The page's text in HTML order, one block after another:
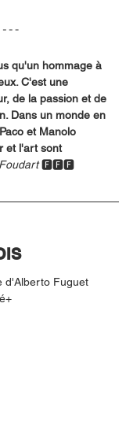
qu'un hommage à
C'est une
de la passion et de
Dans un monde en
et Manolo
et l'art sont
🅵🅵🅵
d'Alberto Fuguet